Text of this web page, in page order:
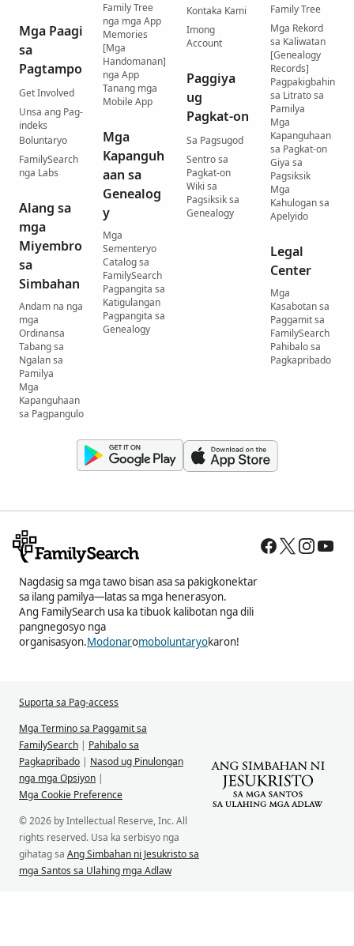
Mga Paagi
sa
Pagtampo
Get Involved
Unsa ang Pag-
indeks
Boluntaryo
FamilySearch
nga Labs
Alang sa
mga
Miyembro
sa
Simbahan
Andam na nga
mga
Ordinansa
Tabang sa
Ngalan sa
Pamilya
Mga
Kapanguhaan
sa Pagpangulo
Family Tree
nga mga App
Memories
[Mga
Handomanan]
nga App
Tanang mga
Mobile App
Mga
Kapanguh
aan sa
Genealog
y
Mga
Sementeryo
Catalog sa
FamilySearch
Pagpangita sa
Katigulangan
Pagpangita sa
Genealogy
Kontaka Kami
Imong
Account
Paggiya
ug
Pagkat-on
Sa Pagsugod
Sentro sa
Pagkat-on
Wiki sa
Pagsiksik sa
Genealogy
Family Tree
Mga Rekord
sa Kaliwatan
[Genealogy
Records]
Pagpakigbahin
sa Litrato sa
Pamilya
Mga
Kapanguhaan
sa Pagkat-on
Giya sa
Pagsiksik
Mga
Kahulogan sa
Apelyido
Legal
Center
Mga
Kasabotan sa
Paggamit sa
FamilySearch
Pahibalo sa
Pagkapribado
Nagdasig sa mga tawo bisan asa sa pakigkonektar
sa ilang pamilya—latas sa mga henerasyon.
Ang FamilySearch usa ka tibuok kalibotan nga dili
pangnegosyo nga
organisasyon.Modonaromoboluntaryokaron!
Suporta sa Pag-access
Mga Termino sa Paggamit sa
FamilySearch | Pahibalo sa
Pagkapribado | Nasod ug Pinulongan
nga mga Opsiyon |
Mga Cookie Preference
© 2026 by Intellectual Reserve, Inc. All
rights reserved. Usa ka serbisyo nga
gihatag sa Ang Simbahan ni Jesukristo sa
mga Santos sa Ulahing mga Adlaw